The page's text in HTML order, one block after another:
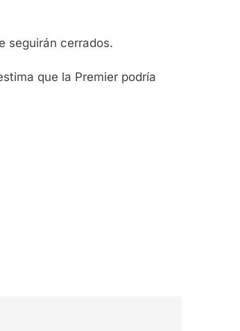
seguirán cerrados.
que la Premier podría